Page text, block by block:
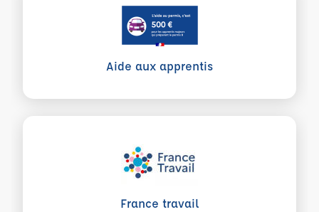
Aide aux apprentis
France travail